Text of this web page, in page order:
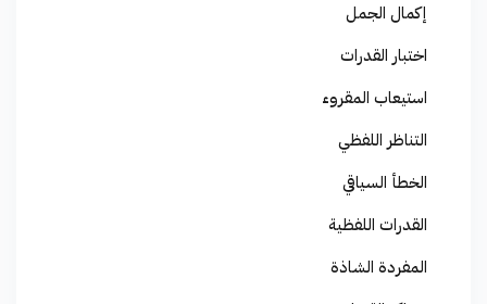
إكمال الجمل
اختبار القدرات
استيعاب المقروء
التناظر اللفظي
الخطأ السياقي
القدرات اللفظية
المفردة الشاذة